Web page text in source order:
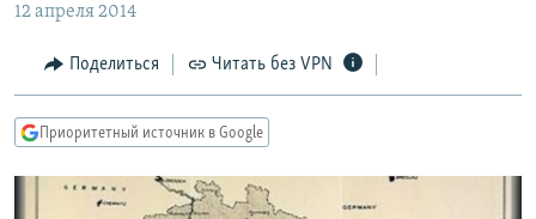
навигации
IDEL.РЕАЛИИ
КАВКАЗ.РЕАЛИИ
СИБИРЬ.РЕАЛИИ
12 апреля 2014
Поделиться Читать без VPN
Приоритетный источник в Google